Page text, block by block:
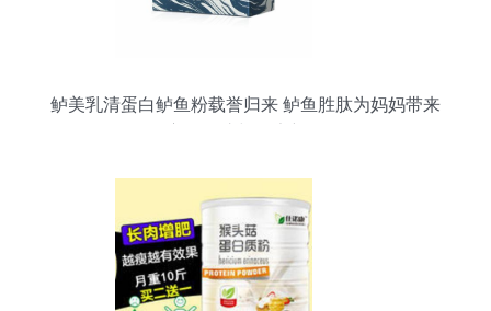
鲈美乳清蛋白鲈鱼粉载誉归来 鲈鱼胜肽为妈妈带来